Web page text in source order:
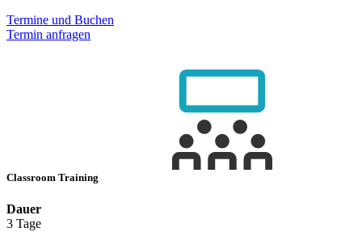
Termine und Buchen
Termin anfragen
Classroom Training
Dauer
3 Tage